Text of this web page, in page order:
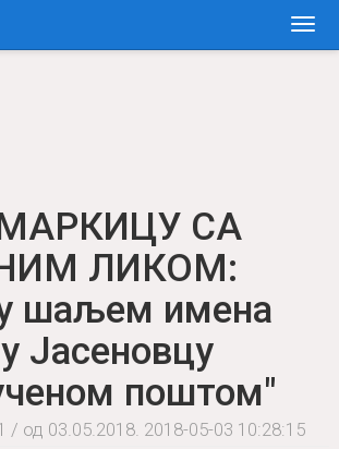
СА
ЛИКОМ:
шаљем имена
Јасеновцу
поштом"
/ од 03.05.2018. 2018-05-03 10:28:15